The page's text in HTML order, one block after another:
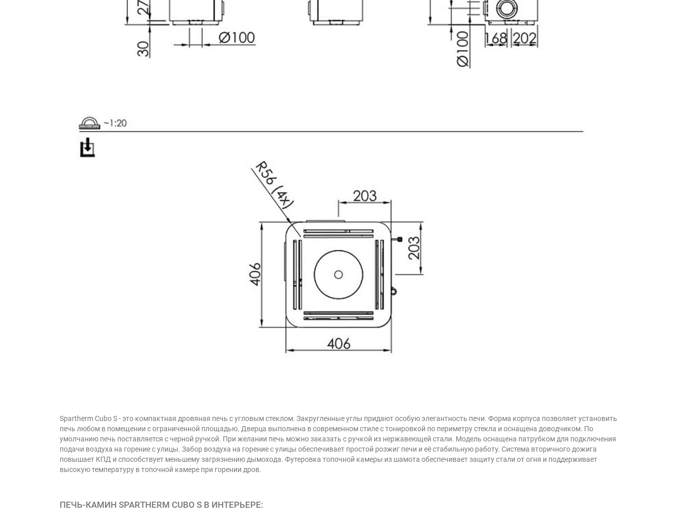
Spartherm Cubo S - это компактная дровяная печь с угловым стеклом. Закругленные углы придают особую элегантность печи. Форма корпуса позволяет установить
печь любом в помещении с ограниченной площадью. Дверца выполнена в современном стиле с тонировкой по периметру стекла и оснащена доводчиком. По
умолчанию печь поставляется с черной ручкой. При желании печь можно заказать с ручкой из нержавеющей стали. Модель оснащена патрубком для подключения
подачи воздуха на горение с улицы. Забор воздуха на горение с улицы обеспечивает простой розжиг печи и её стабильную работу. Система вторичного дожига
повышает КПД и способствует меньшему загрязнению дымохода. Футеровка топочной камеры из шамота обеспечивает защиту стали от огня и поддерживает
высокую температуру в топочной камере при горении дров.
ПЕЧЬ-КАМИН SPARTHERM CUBO S В ИНТЕРЬЕРЕ: